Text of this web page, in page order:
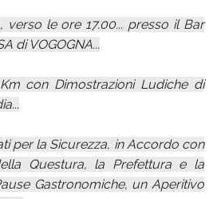
verso le ore 17.00... presso il Bar
di VOGOGNA...
con Dimostrazioni Ludiche di
per la Sicurezza, in Accordo con
Questura, la Prefettura e la
Gastronomiche, un Aperitivo